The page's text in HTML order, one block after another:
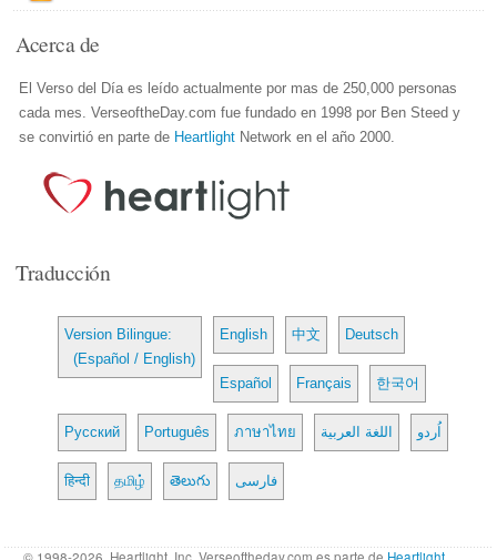
Acerca de
El Verso del Día es leído actualmente por mas de 250,000 personas
cada mes. VerseoftheDay.com fue fundado en 1998 por Ben Steed y
se convirtió en parte de Heartlight Network en el año 2000.
Traducción
Version Bilingue:
(Español / English)
English 中文 Deutsch
Español Français 한국어
Русский Português ภาษาไทย اللغة العربية اُردو
हिन्दी தமிழ் తెలుగు فارسی